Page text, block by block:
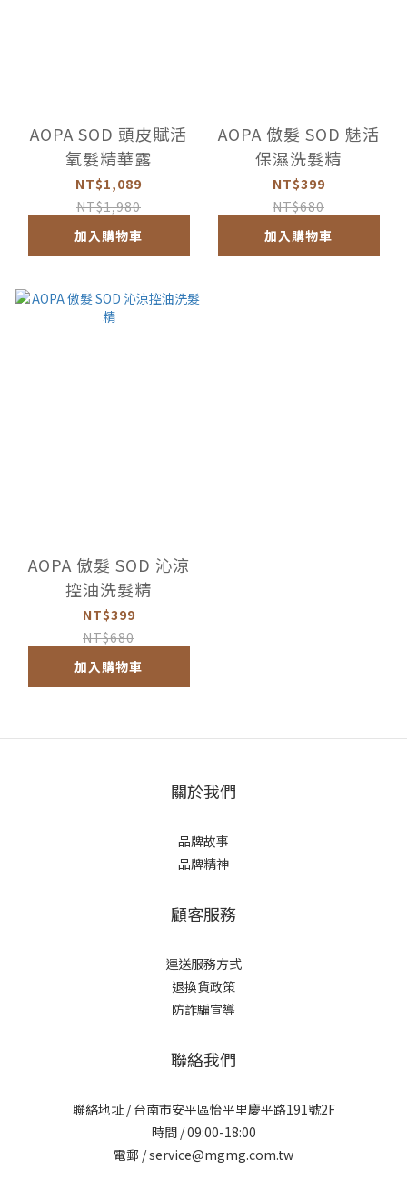
AOPA SOD 頭皮賦活
氧髮精華露
NT$1,089
NT$1,980
加入購物車
AOPA 傲髮 SOD 魅活
保濕洗髮精
NT$399
NT$680
加入購物車
AOPA 傲髮 SOD 沁涼
控油洗髮精
NT$399
NT$680
加入購物車
關於我們
品牌故事
品牌精神
顧客服務
運送服務方式
退換貨政策
防詐騙宣導
聯絡我們
聯絡地址 / 台南市安平區怡平里慶平路191號2F
時間 / 09:00-18:00
電郵 / service@mgmg.com.tw